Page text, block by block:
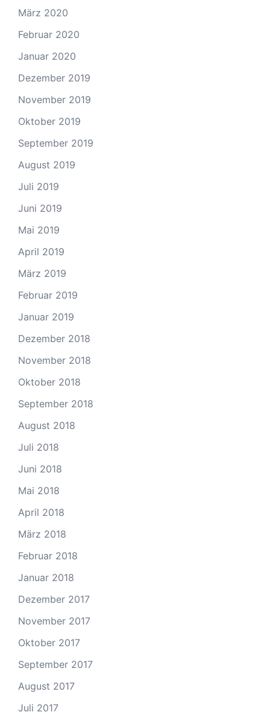
März 2020
Februar 2020
Januar 2020
Dezember 2019
November 2019
Oktober 2019
September 2019
August 2019
Juli 2019
Juni 2019
Mai 2019
April 2019
März 2019
Februar 2019
Januar 2019
Dezember 2018
November 2018
Oktober 2018
September 2018
August 2018
Juli 2018
Juni 2018
Mai 2018
April 2018
März 2018
Februar 2018
Januar 2018
Dezember 2017
November 2017
Oktober 2017
September 2017
August 2017
Juli 2017